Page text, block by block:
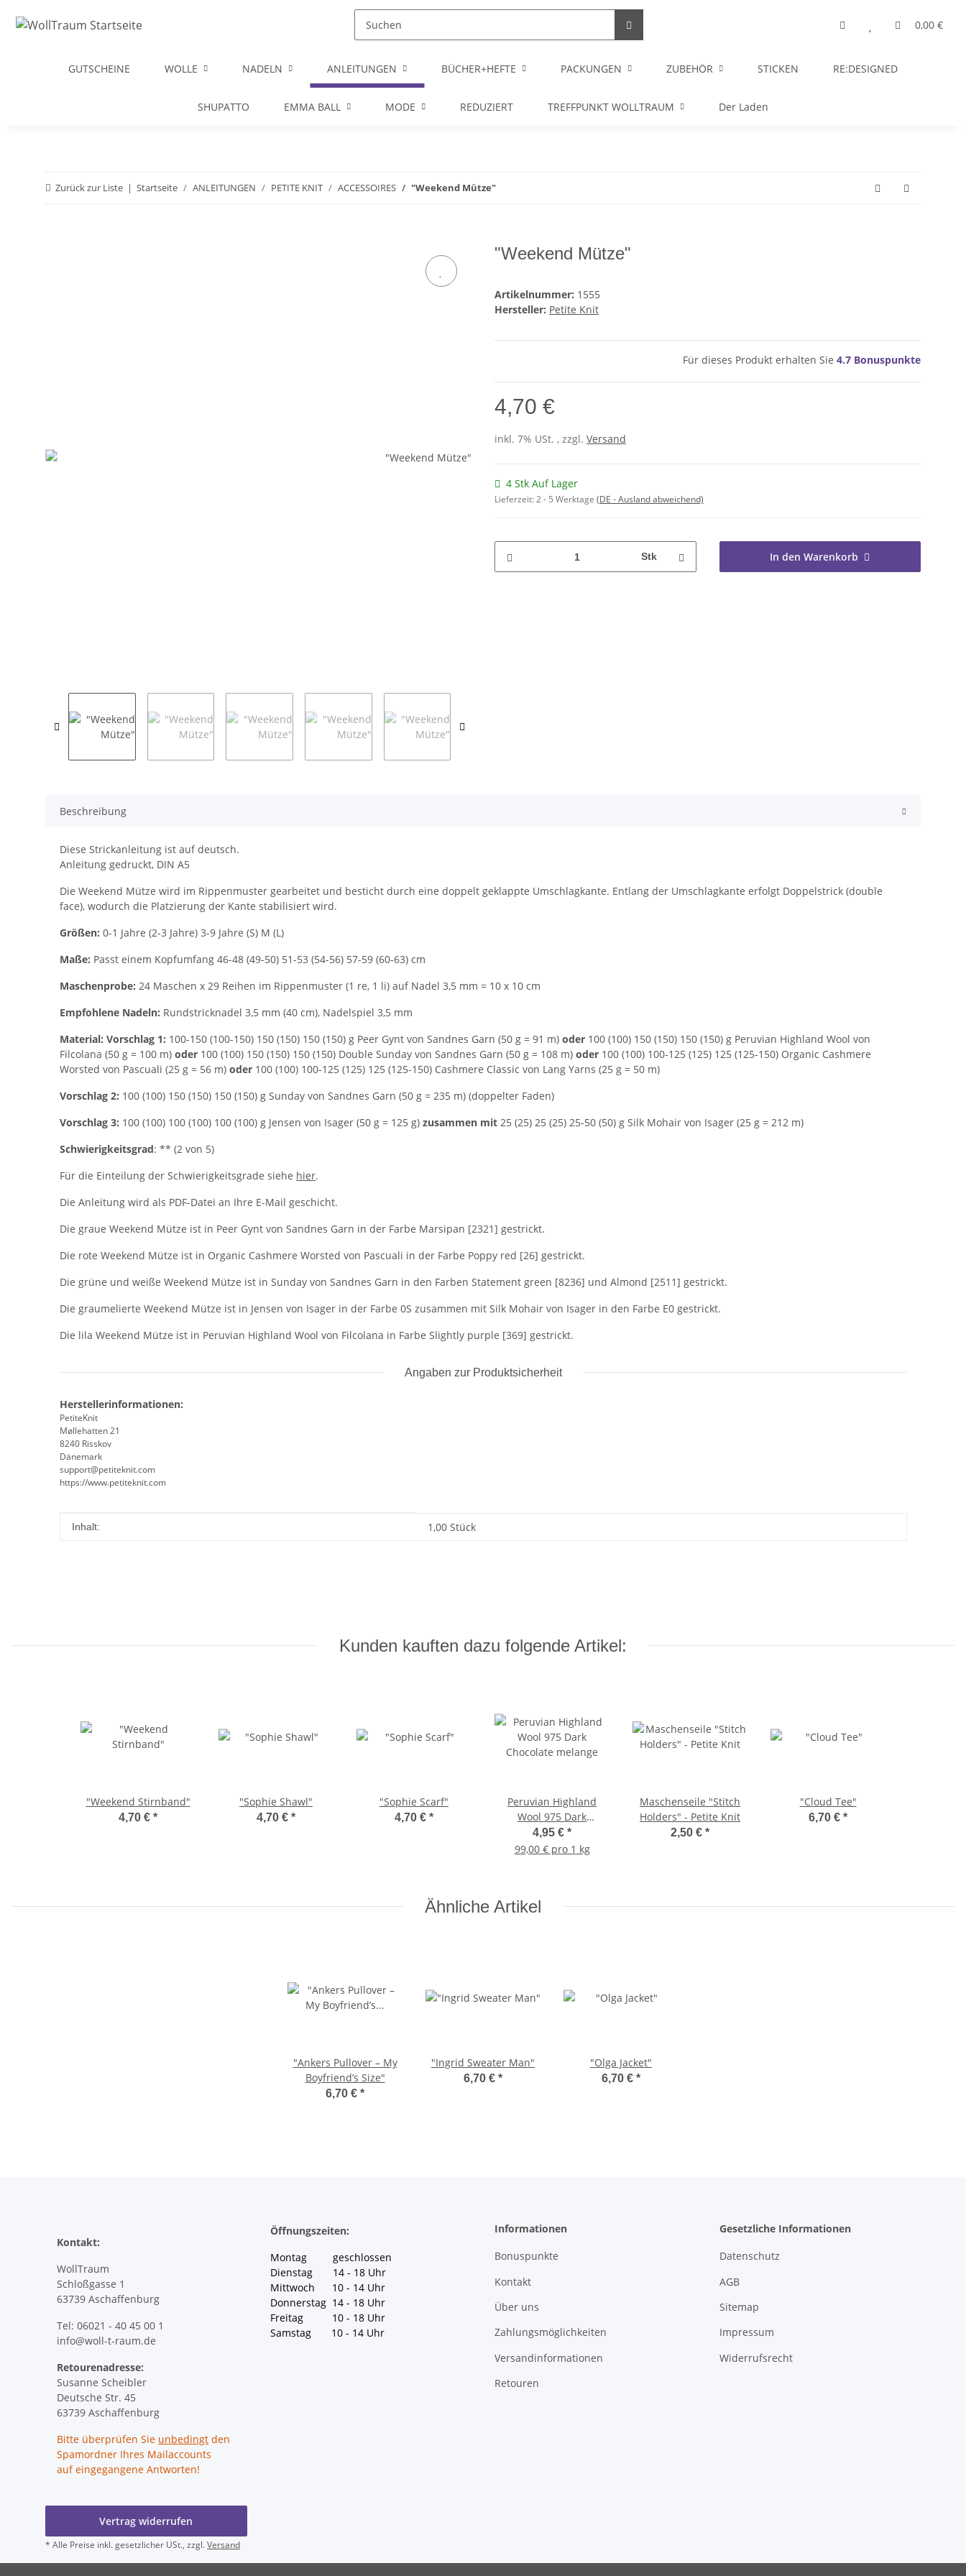
0,00 €
GUTSCHEINE WOLLE NADELN ANLEITUNGEN BÜCHER+HEFTE PACKUNGEN ZUBEHÖR STICKEN RE:DESIGNED
SHUPATTO EMMA BALL MODE REDUZIERT TREFFPUNKT WOLLTRAUM Der Laden
Zurück zur Liste Startseite ANLEITUNGEN PETITE KNIT ACCESSOIRES "Weekend Mütze"
"Weekend Mütze"
Artikelnummer: 1555
Hersteller: Petite Knit
Für dieses Produkt erhalten Sie 4.7 Bonuspunkte
4,70 €
inkl. 7% USt. , zzgl. Versand
4 Stk Auf Lager
Lieferzeit:2 - 5 Werktage (DE - Ausland abweichend)
Stk In den Warenkorb
Beschreibung
Diese Strickanleitung ist auf deutsch.
Anleitung gedruckt, DIN A5
Die Weekend Mütze wird im Rippenmuster gearbeitet und besticht durch eine doppelt geklappte Umschlagkante. Entlang der Umschlagkante erfolgt Doppelstrick (double
face), wodurch die Platzierung der Kante stabilisiert wird.
Größen: 0-1 Jahre (2-3 Jahre) 3-9 Jahre (S) M (L)
Maße: Passt einem Kopfumfang 46-48 (49-50) 51-53 (54-56) 57-59 (60-63) cm
Maschenprobe: 24 Maschen x 29 Reihen im Rippenmuster (1 re, 1 li) auf Nadel 3,5 mm = 10 x 10 cm
Empfohlene Nadeln: Rundstricknadel 3,5 mm (40 cm), Nadelspiel 3,5 mm
Material: Vorschlag 1: 100-150 (100-150) 150 (150) 150 (150) g Peer Gynt von Sandnes Garn (50 g = 91 m) oder 100 (100) 150 (150) 150 (150) g Peruvian Highland Wool von
Filcolana (50 g = 100 m) oder 100 (100) 150 (150) 150 (150) Double Sunday von Sandnes Garn (50 g = 108 m) oder 100 (100) 100-125 (125) 125 (125-150) Organic Cashmere
Worsted von Pascuali (25 g = 56 m) oder 100 (100) 100-125 (125) 125 (125-150) Cashmere Classic von Lang Yarns (25 g = 50 m)
Vorschlag 2: 100 (100) 150 (150) 150 (150) g Sunday von Sandnes Garn (50 g = 235 m) (doppelter Faden)
Vorschlag 3: 100 (100) 100 (100) 100 (100) g Jensen von Isager (50 g = 125 g) zusammen mit 25 (25) 25 (25) 25-50 (50) g Silk Mohair von Isager (25 g = 212 m)
Schwierigkeitsgrad: ** (2 von 5)
Für die Einteilung der Schwierigkeitsgrade siehe hier.
Die Anleitung wird als PDF-Datei an Ihre E-Mail geschicht.
Die graue Weekend Mütze ist in Peer Gynt von Sandnes Garn in der Farbe Marsipan [2321] gestrickt.
Die rote Weekend Mütze ist in Organic Cashmere Worsted von Pascuali in der Farbe Poppy red [26] gestrickt.
Die grüne und weiße Weekend Mütze ist in Sunday von Sandnes Garn in den Farben Statement green [8236] und Almond [2511] gestrickt.
Die graumelierte Weekend Mütze ist in Jensen von Isager in der Farbe 0S zusammen mit Silk Mohair von Isager in den Farbe E0 gestrickt.
Die lila Weekend Mütze ist in Peruvian Highland Wool von Filcolana in Farbe Slightly purple [369] gestrickt.
Angaben zur Produktsicherheit
Herstellerinformationen:
PetiteKnit
Møllehatten 21
8240 Risskov
Dänemark
support@petiteknit.com
https://www.petiteknit.com
Produkteigenschaft
Wert
Inhalt: 1,00 Stück
Kunden kauften dazu folgende Artikel:
"Weekend Stirnband"
4,70 € *
"Sophie Shawl"
4,70 € *
"Sophie Scarf"
4,70 € *
Peruvian Highland
Wool 975 Dark
Chocolate melange
4,95 € *
99,00 € pro 1 kg
Maschenseile "Stitch
Holders" - Petite Knit
2,50 € *
"Cloud Tee"
6,70 € *
Ähnliche Artikel
"Ankers Pullover – My
Boyfriend’s Size"
6,70 € *
"Ingrid Sweater Man"
6,70 € *
"Olga Jacket"
6,70 € *
Kontakt:
WollTraum
Schloßgasse 1
63739 Aschaffenburg
Tel: 06021 - 40 45 00 1
info@woll-t-raum.de
Retourenadresse:
Susanne Scheibler
Deutsche Str. 45
63739 Aschaffenburg
Bitte überprüfen Sie unbedingt den
Spamordner Ihres Mailaccounts
auf eingegangene Antworten!
Öffnungszeiten:
Montag geschlossen
Dienstag 14 - 18 Uhr
Mittwoch 10 - 14 Uhr
Donnerstag 14 - 18 Uhr
Freitag 10 - 18 Uhr
Samstag 10 - 14 Uhr
Informationen
Bonuspunkte
Kontakt
Über uns
Zahlungsmöglichkeiten
Versandinformationen
Retouren
Gesetzliche Informationen
Datenschutz
AGB
Sitemap
Impressum
Widerrufsrecht
Vertrag widerrufen
* Alle Preise inkl. gesetzlicher USt., zzgl.Versand